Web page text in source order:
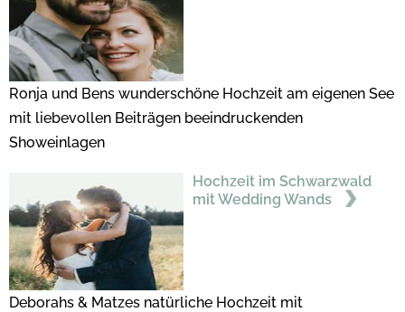
Ronja und Bens wunderschöne Hochzeit am eigenen See
mit liebevollen Beiträgen beeindruckenden
Showeinlagen
Hochzeit im Schwarzwald
mit Wedding Wands
Deborahs & Matzes natürliche Hochzeit mit